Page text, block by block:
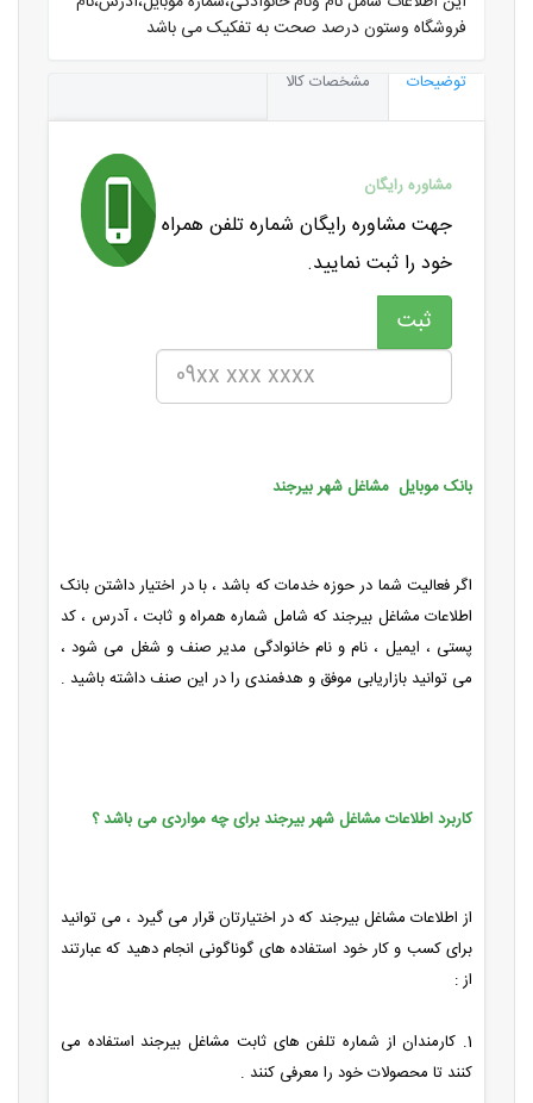
فروشگاه وستون درصد صحت به تفکیک می باشد
توضیحات مشخصات کالا
مشاوره رایگان
جهت مشاوره رایگان شماره تلفن همراه
خود را ثبت نمایید.
بانک موبایل مشاغل شهر بیرجند
اگر فعالیت شما در حوزه خدمات که باشد ، با در اختیار داشتن بانک
اطلاعات مشاغل بیرجند که شامل شماره همراه و ثابت ، آدرس ، کد
پستی ، ایمیل ، نام و نام خانوادگی مدیر صنف و شغل می شود ،
می توانید بازاریابی موفق و هدفمندی را در این صنف داشته باشید .
کاربرد اطلاعات مشاغل شهر بیرجند برای چه مواردی می باشد ؟
از اطلاعات مشاغل بیرجند که در اختیارتان قرار می گیرد ، می توانید
برای کسب و کار خود استفاده های گوناگونی انجام دهید که عبارتند
از :
1. کارمندان از شماره تلفن های ثابت مشاغل بیرجند استفاده می
کنند تا محصولات خود را معرفی کنند .